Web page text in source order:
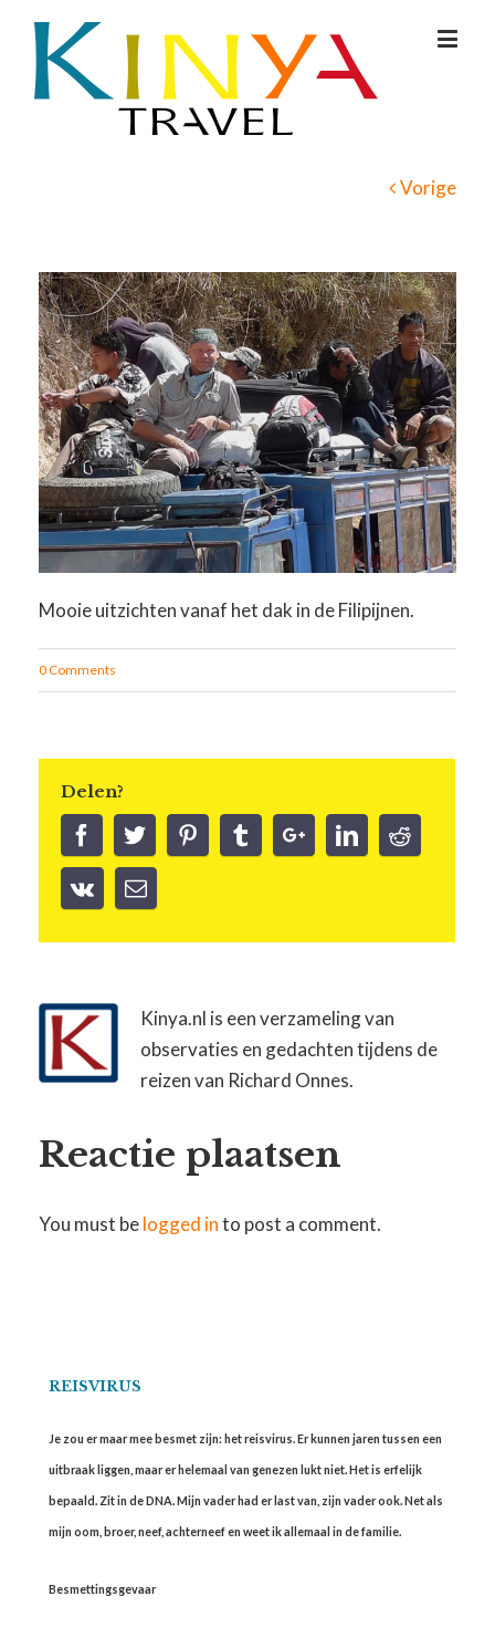
Vorige
Mooie uitzichten vanaf het dak in de Filipijnen.
0 Comments
Delen?
Kinya.nl is een verzameling van
observaties en gedachten tijdens de
reizen van Richard Onnes.
Reactie plaatsen
You must belogged into post a comment.
REISVIRUS
Je zou er maar mee besmet zijn: het reisvirus. Er kunnen jaren tussen een
uitbraak liggen, maar er helemaal van genezen lukt niet. Het is erfelijk
bepaald. Zit in de DNA. Mijn vader had er last van, zijn vader ook. Net als
mijn oom, broer, neef, achterneef en weet ik allemaal in de familie.
Besmettingsgevaar